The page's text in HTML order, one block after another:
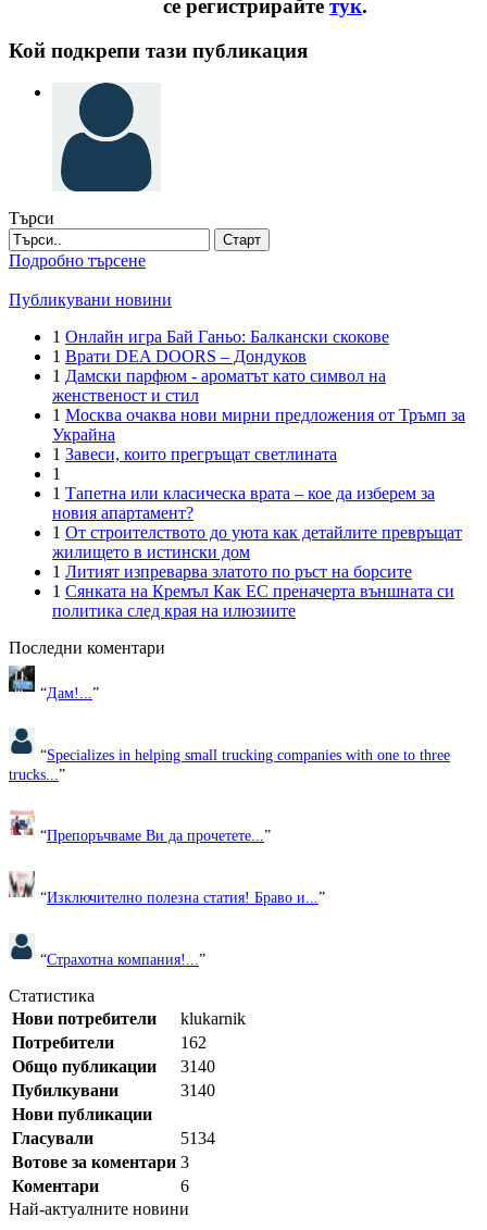
се регистрирайте тук.
Кой подкрепи тази публикация
Търси
Старт
Подробно търсене
Публикувани новини
1 Онлайн игра Бай Ганьо: Балкански скокове
1 Врати DEA DOORS – Дондуков
1 Дамски парфюм - ароматът като символ на
женственост и стил
1 Москва очаква нови мирни предложения от Тръмп за
Украйна
1 Завеси, които прегръщат светлината
1
1 Тапетна или класическа врата – кое да изберем за
новия апартамент?
1 От строителството до уюта как детайлите превръщат
жилището в истински дом
1 Литият изпреварва златото по ръст на борсите
1 Сянката на Кремъл Как ЕС преначерта външната си
политика след края на илюзиите
Последни коментари
“Дам!... ”
“Specializes in helping small trucking companies with one to three
trucks... ”
“Препоръчваме Ви да прочетете...”
“Изключително полезна статия! Браво и... ”
“Страхотна компания!... ”
Статистика
Нови потребители
klukarnik
Потребители
162
Общо публикации
3140
Пубилкувани
3140
Нови публикации
Гласували
5134
Вотове за коментари 3
Коментари
6
Най-актуалните новини